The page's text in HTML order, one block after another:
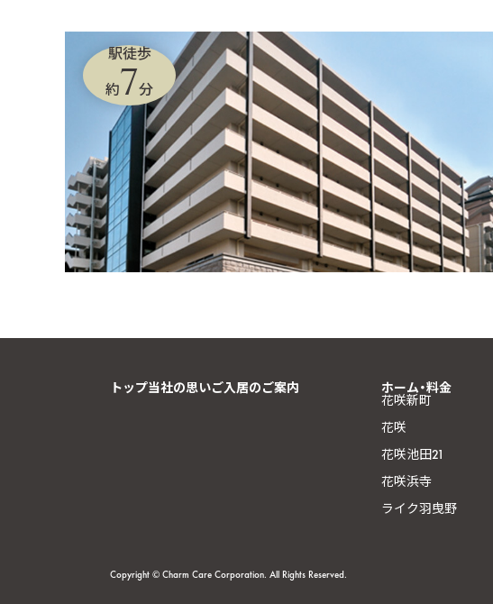
駅徒歩
約7分
トップ当社の思いご入居のご案内 ホーム・料金
花咲新町
花咲
花咲池田21
花咲浜寺
ライク羽曳野
Copyright © Charm Care Corporation. All Rights Reserved.